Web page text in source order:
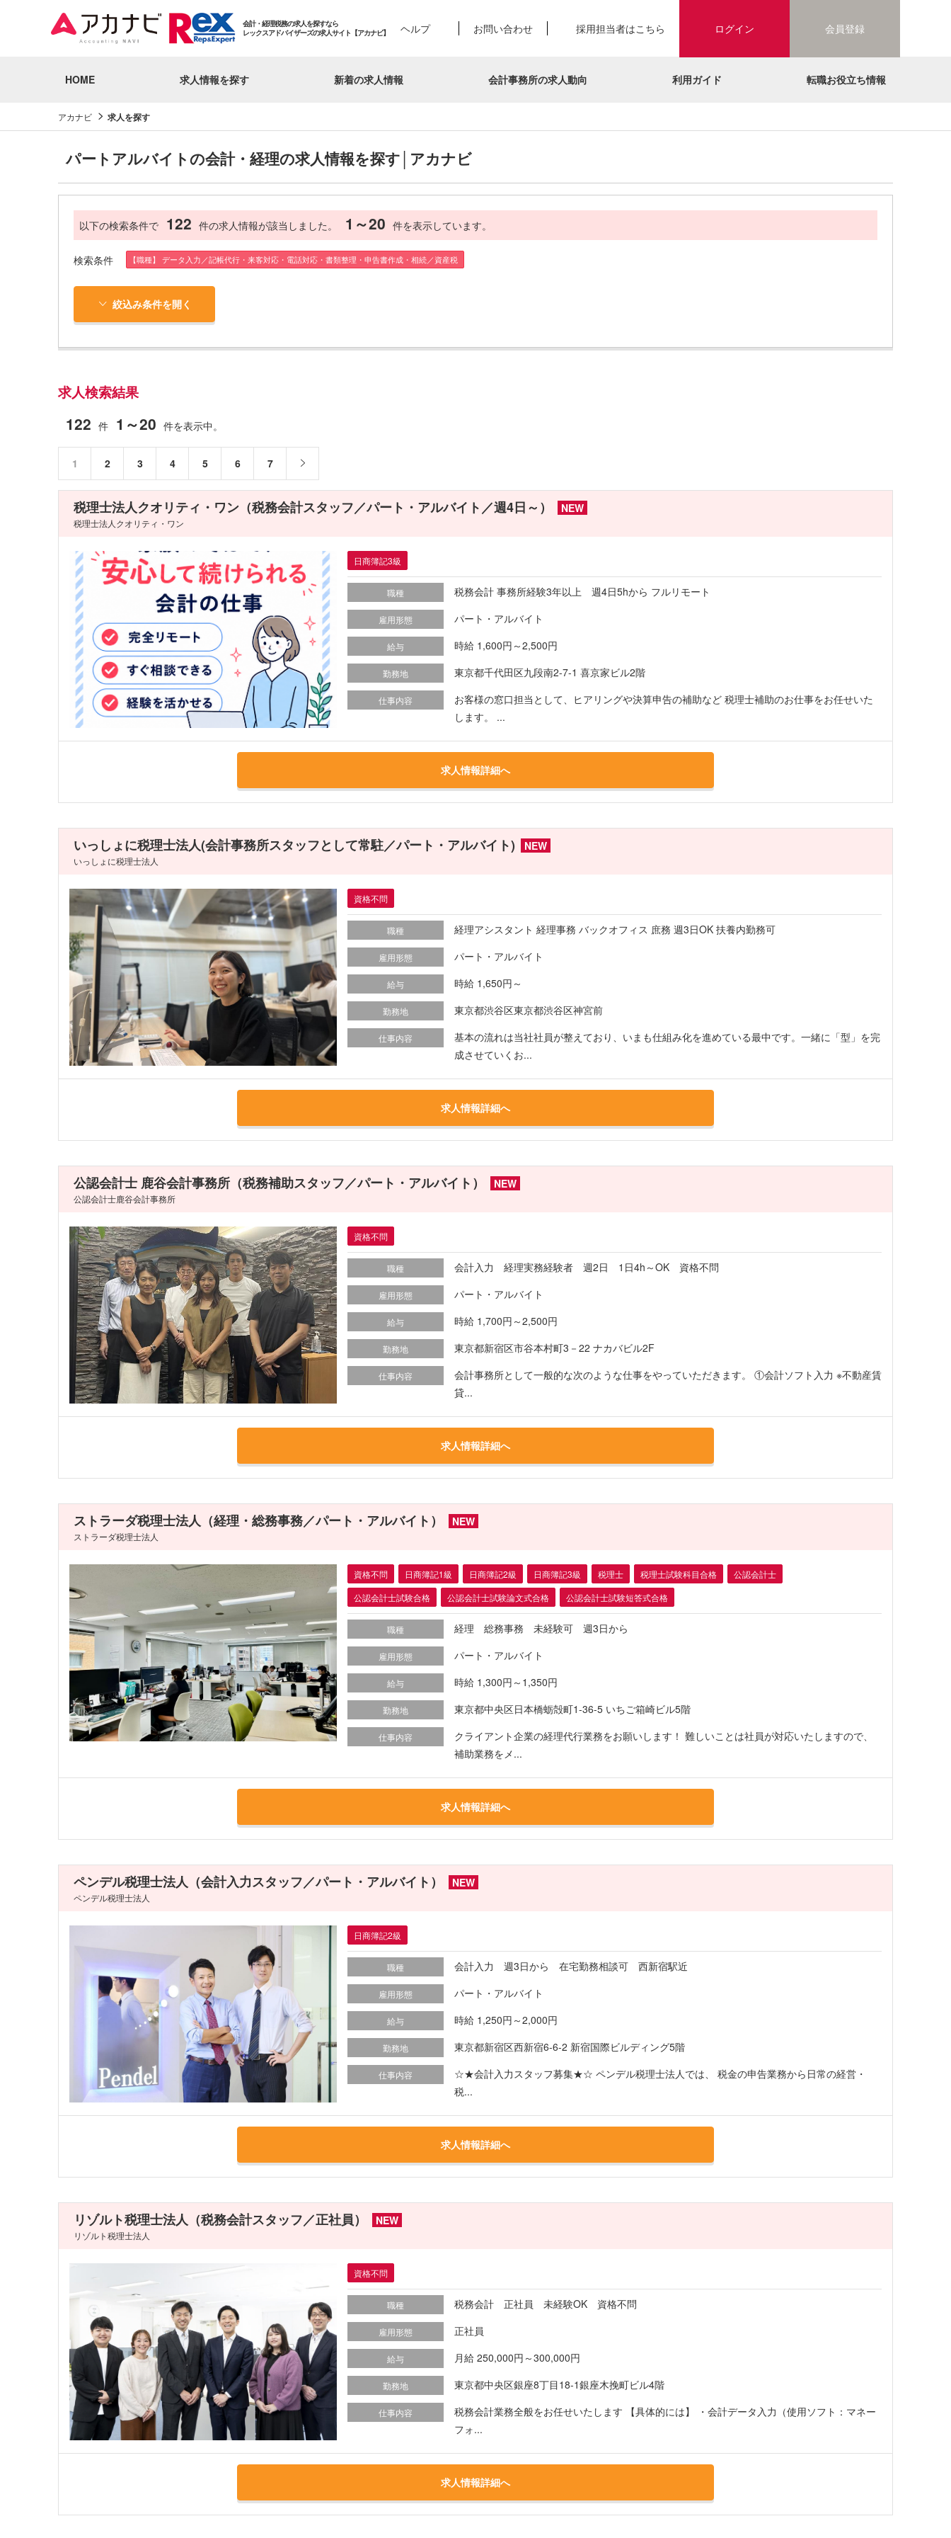
会計・経理税務の求人を探すなら
レックスアドバイザーズの求人サイト【アカナビ】
ヘルプ お問い合わせ 採用担当者はこちら ログイン 会員登録
HOME 求人情報を探す 新着の求人情報 会計事務所の求人動向 利用ガイド 転職お役立ち情報
アカナビ 求人を探す
パートアルバイトの会計・経理の求人情報を探す│アカナビ
以下の検索条件で 122 件の求人情報が該当しました。 1～20 件を表示しています。
検索条件 【職種】 データ入力／記帳代行・来客対応・電話対応・書類整理・申告書作成・相続／資産税
絞込み条件を開く
求人検索結果
122 件 1～20 件を表示中。
1 2 3 4 5 6 7
税理士法人クオリティ・ワン（税務会計スタッフ／パート・アルバイト／週4日～） NEW
税理士法人クオリティ・ワン
日商簿記3級
職種 税務会計 事務所経験3年以上 週4日5hから フルリモート
雇用形態 パート・アルバイト
給与 時給 1,600円～2,500円
勤務地 東京都千代田区九段南2-7-1 喜京家ビル2階
仕事内容
お客様の窓口担当として、ヒアリングや決算申告の補助など 税理士補助のお仕事をお任せいた
します。 ...
求人情報詳細へ
いっしょに税理士法人(会計事務所スタッフとして常駐／パート・アルバイト) NEW
いっしょに税理士法人
資格不問
職種 経理アシスタント 経理事務 バックオフィス 庶務 週3日OK 扶養内勤務可
雇用形態 パート・アルバイト
給与 時給 1,650円～
勤務地 東京都渋谷区東京都渋谷区神宮前
仕事内容
基本の流れは当社社員が整えており、いまも仕組み化を進めている最中です。一緒に「型」を完
成させていくお...
求人情報詳細へ
公認会計士 鹿谷会計事務所（税務補助スタッフ／パート・アルバイト） NEW
公認会計士鹿谷会計事務所
資格不問
職種 会計入力 経理実務経験者 週2日 1日4h～OK 資格不問
雇用形態 パート・アルバイト
給与 時給 1,700円～2,500円
勤務地 東京都新宿区市谷本村町3－22 ナカバビル2F
仕事内容
会計事務所として一般的な次のような仕事をやっていただきます。 ①会計ソフト入力 ※不動産賃
貸...
求人情報詳細へ
ストラーダ税理士法人（経理・総務事務／パート・アルバイト） NEW
ストラーダ税理士法人
資格不問 日商簿記1級 日商簿記2級 日商簿記3級 税理士 税理士試験科目合格
公認会計士
公認会計士試験合格
公認会計士試験論文式合格 公認会計士試験短答式合格
職種 経理 総務事務 未経験可 週3日から
雇用形態 パート・アルバイト
給与 時給 1,300円～1,350円
勤務地 東京都中央区日本橋蛎殻町1-36-5 いちご箱崎ビル5階
仕事内容
クライアント企業の経理代行業務をお願いします！ 難しいことは社員が対応いたしますので、
補助業務をメ...
求人情報詳細へ
ペンデル税理士法人（会計入力スタッフ／パート・アルバイト） NEW
ペンデル税理士法人
日商簿記2級
職種 会計入力 週3日から 在宅勤務相談可 西新宿駅近
雇用形態 パート・アルバイト
給与 時給 1,250円～2,000円
勤務地 東京都新宿区西新宿6-6-2 新宿国際ビルディング5階
仕事内容
☆★会計入力スタッフ募集★☆ ペンデル税理士法人では、 税金の申告業務から日常の経営・
税...
求人情報詳細へ
リゾルト税理士法人（税務会計スタッフ／正社員） NEW
リゾルト税理士法人
資格不問
職種 税務会計 正社員 未経験OK 資格不問
雇用形態 正社員
給与 月給 250,000円～300,000円
勤務地 東京都中央区銀座8丁目18-1銀座木挽町ビル4階
仕事内容
税務会計業務全般をお任せいたします 【具体的には】 ・会計データ入力（使用ソフト：マネー
フォ...
求人情報詳細へ